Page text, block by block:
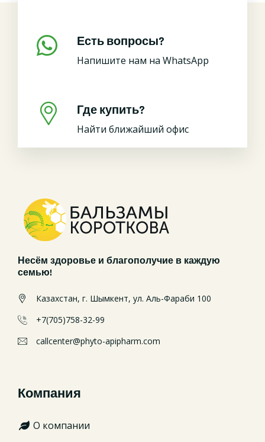
Есть вопросы?
Напишите нам на WhatsApp
Где купить?
Найти ближайший офис
Несём здоровье и благополучие в каждую
семью!
Казахстан, г. Шымкент, ул. Аль-Фараби 100
+7(705)758-32-99
callcenter@phyto-apipharm.com
Компания
О компании